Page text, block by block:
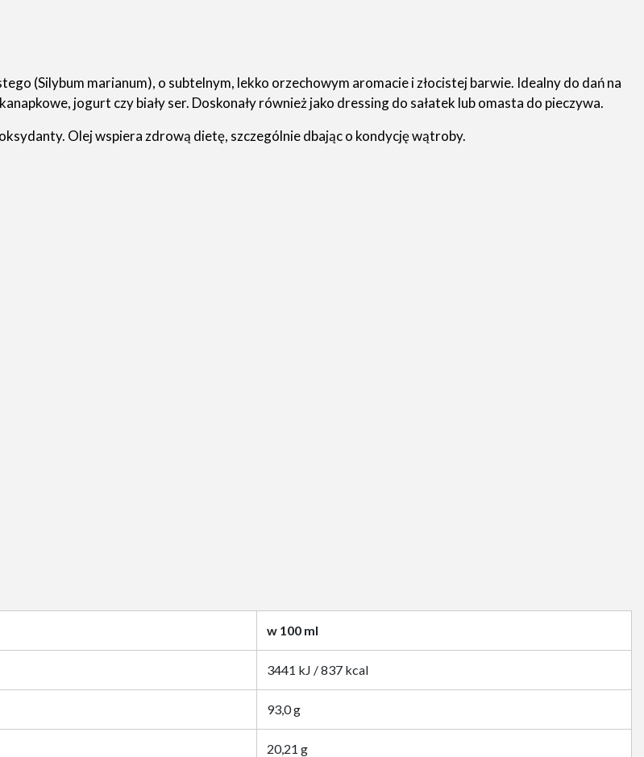
(Silybum marianum), o subtelnym, lekko orzechowym aromacie i złocistej barwie. Idealny do dań na
jogurt czy biały ser. Doskonały również jako dressing do sałatek lub omasta do pieczywa.
Olej wspiera zdrową dietę, szczególnie dbając o kondycję wątroby.
w 100 ml
3441 kJ / 837 kcal
93,0 g
20,21 g